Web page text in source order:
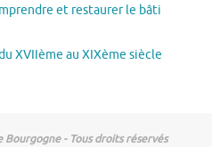
et restaurer le bâti
XVIIème au XIXème siècle
- Tous droits réservés